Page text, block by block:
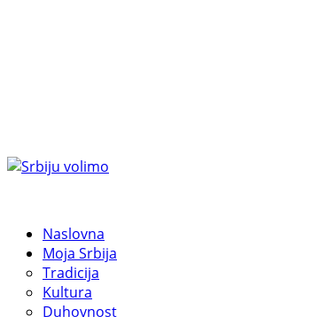
Naslovna
Moja Srbija
Tradicija
Kultura
Duhovnost